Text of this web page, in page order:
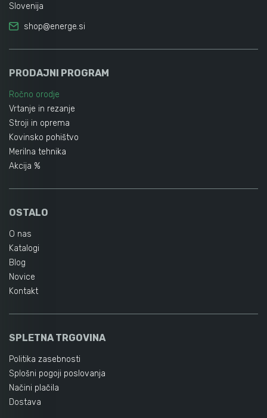
Slovenija
shop@energe.si
PRODAJNI PROGRAM
Ročno orodje
Vrtanje in rezanje
Stroji in oprema
Kovinsko pohištvo
Merilna tehnika
Akcija %
OSTALO
O nas
Katalogi
Blog
Novice
Kontakt
SPLETNA TRGOVINA
Politika zasebnosti
Splošni pogoji poslovanja
Načini plačila
Dostava